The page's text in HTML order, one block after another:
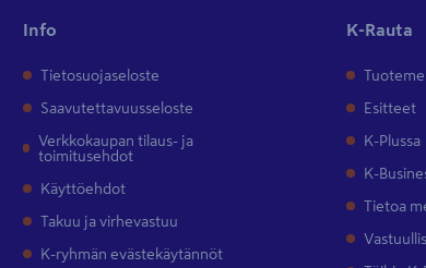
Info
Tietosuojaseloste
Saavutettavuusseloste
Verkkokaupan tilaus- ja
toimitusehdot
Käyttöehdot
Takuu ja virhevastuu
K-ryhmän evästekäytännöt
K-Rauta
Esitteet
K-Plussa
K-
Tietoa